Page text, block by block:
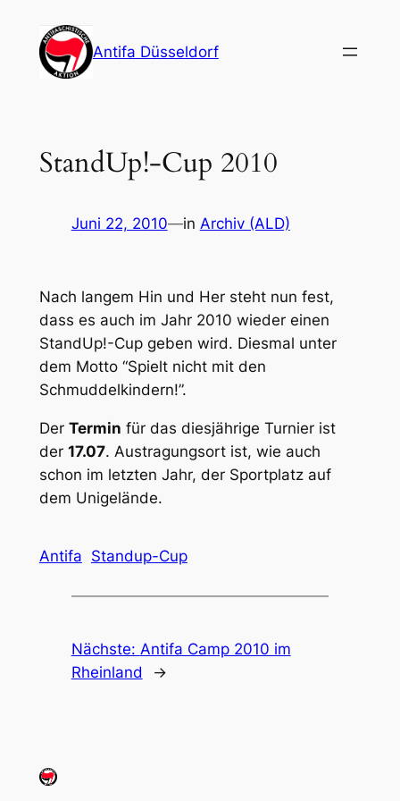
Inhalt
springen
Antifa Düsseldorf
StandUp!-Cup 2010
Juni 22, 2010—in Archiv (ALD)
Nach langem Hin und Her steht nun fest,
dass es auch im Jahr 2010 wieder einen
StandUp!-Cup geben wird. Diesmal unter
dem Motto “Spielt nicht mit den
Schmuddelkindern!”.
Der Termin für das diesjährige Turnier ist
der 17.07. Austragungsort ist, wie auch
schon im letzten Jahr, der Sportplatz auf
dem Unigelände.
Antifa Standup-Cup
Nächste: Antifa Camp 2010 im
Rheinland
→